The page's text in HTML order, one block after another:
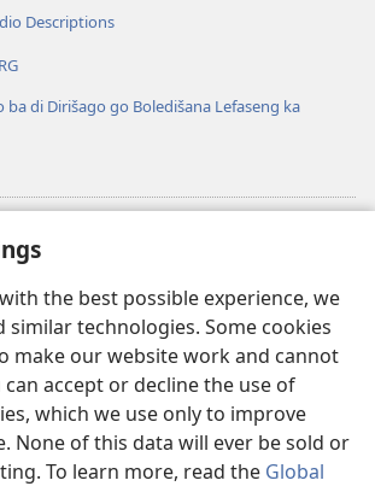
the best possible experience, we
similar technologies. Some cookies
make our website work and cannot
can accept or decline the use of
which we use only to improve
None of this data will ever be sold or
To learn more, read the Global
Descriptions
ba di Dirišago go Boledišana Lefaseng ka
YA INTHANETENG™
Library